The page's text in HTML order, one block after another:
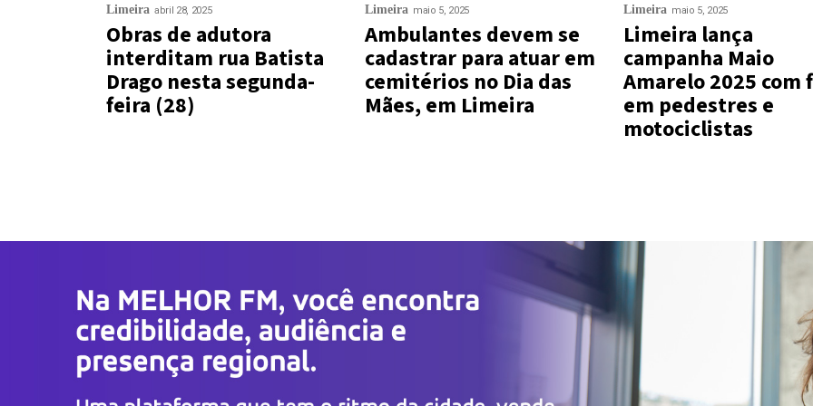
Limeira abril 28, 2025
Obras de adutora
interditam rua Batista
Drago nesta segunda-
feira (28)
Limeira maio 5, 2025
Ambulantes devem se
cadastrar para atuar em
cemitérios no Dia das
Mães, em Limeira
Limeira maio 5, 2025
Limeira lança
campanha Maio
Amarelo 2025 com
em pedestres e
motociclistas